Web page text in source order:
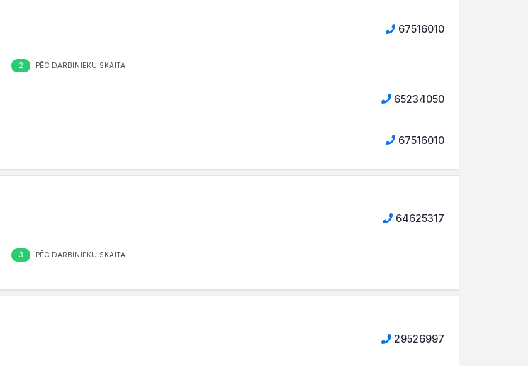
67516010
2 PĒC DARBINIEKU SKAITA
65234050
67516010
64625317
3 PĒC DARBINIEKU SKAITA
29526997